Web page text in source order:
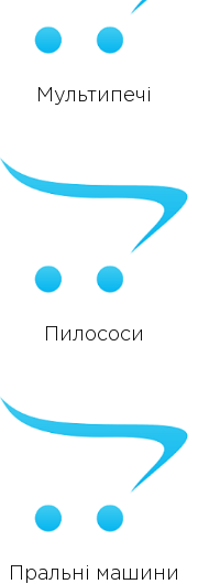
Мультипечі
Пилососи
Пральні машини